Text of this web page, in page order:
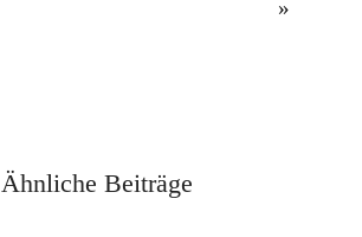
»
Ähnliche Beiträge